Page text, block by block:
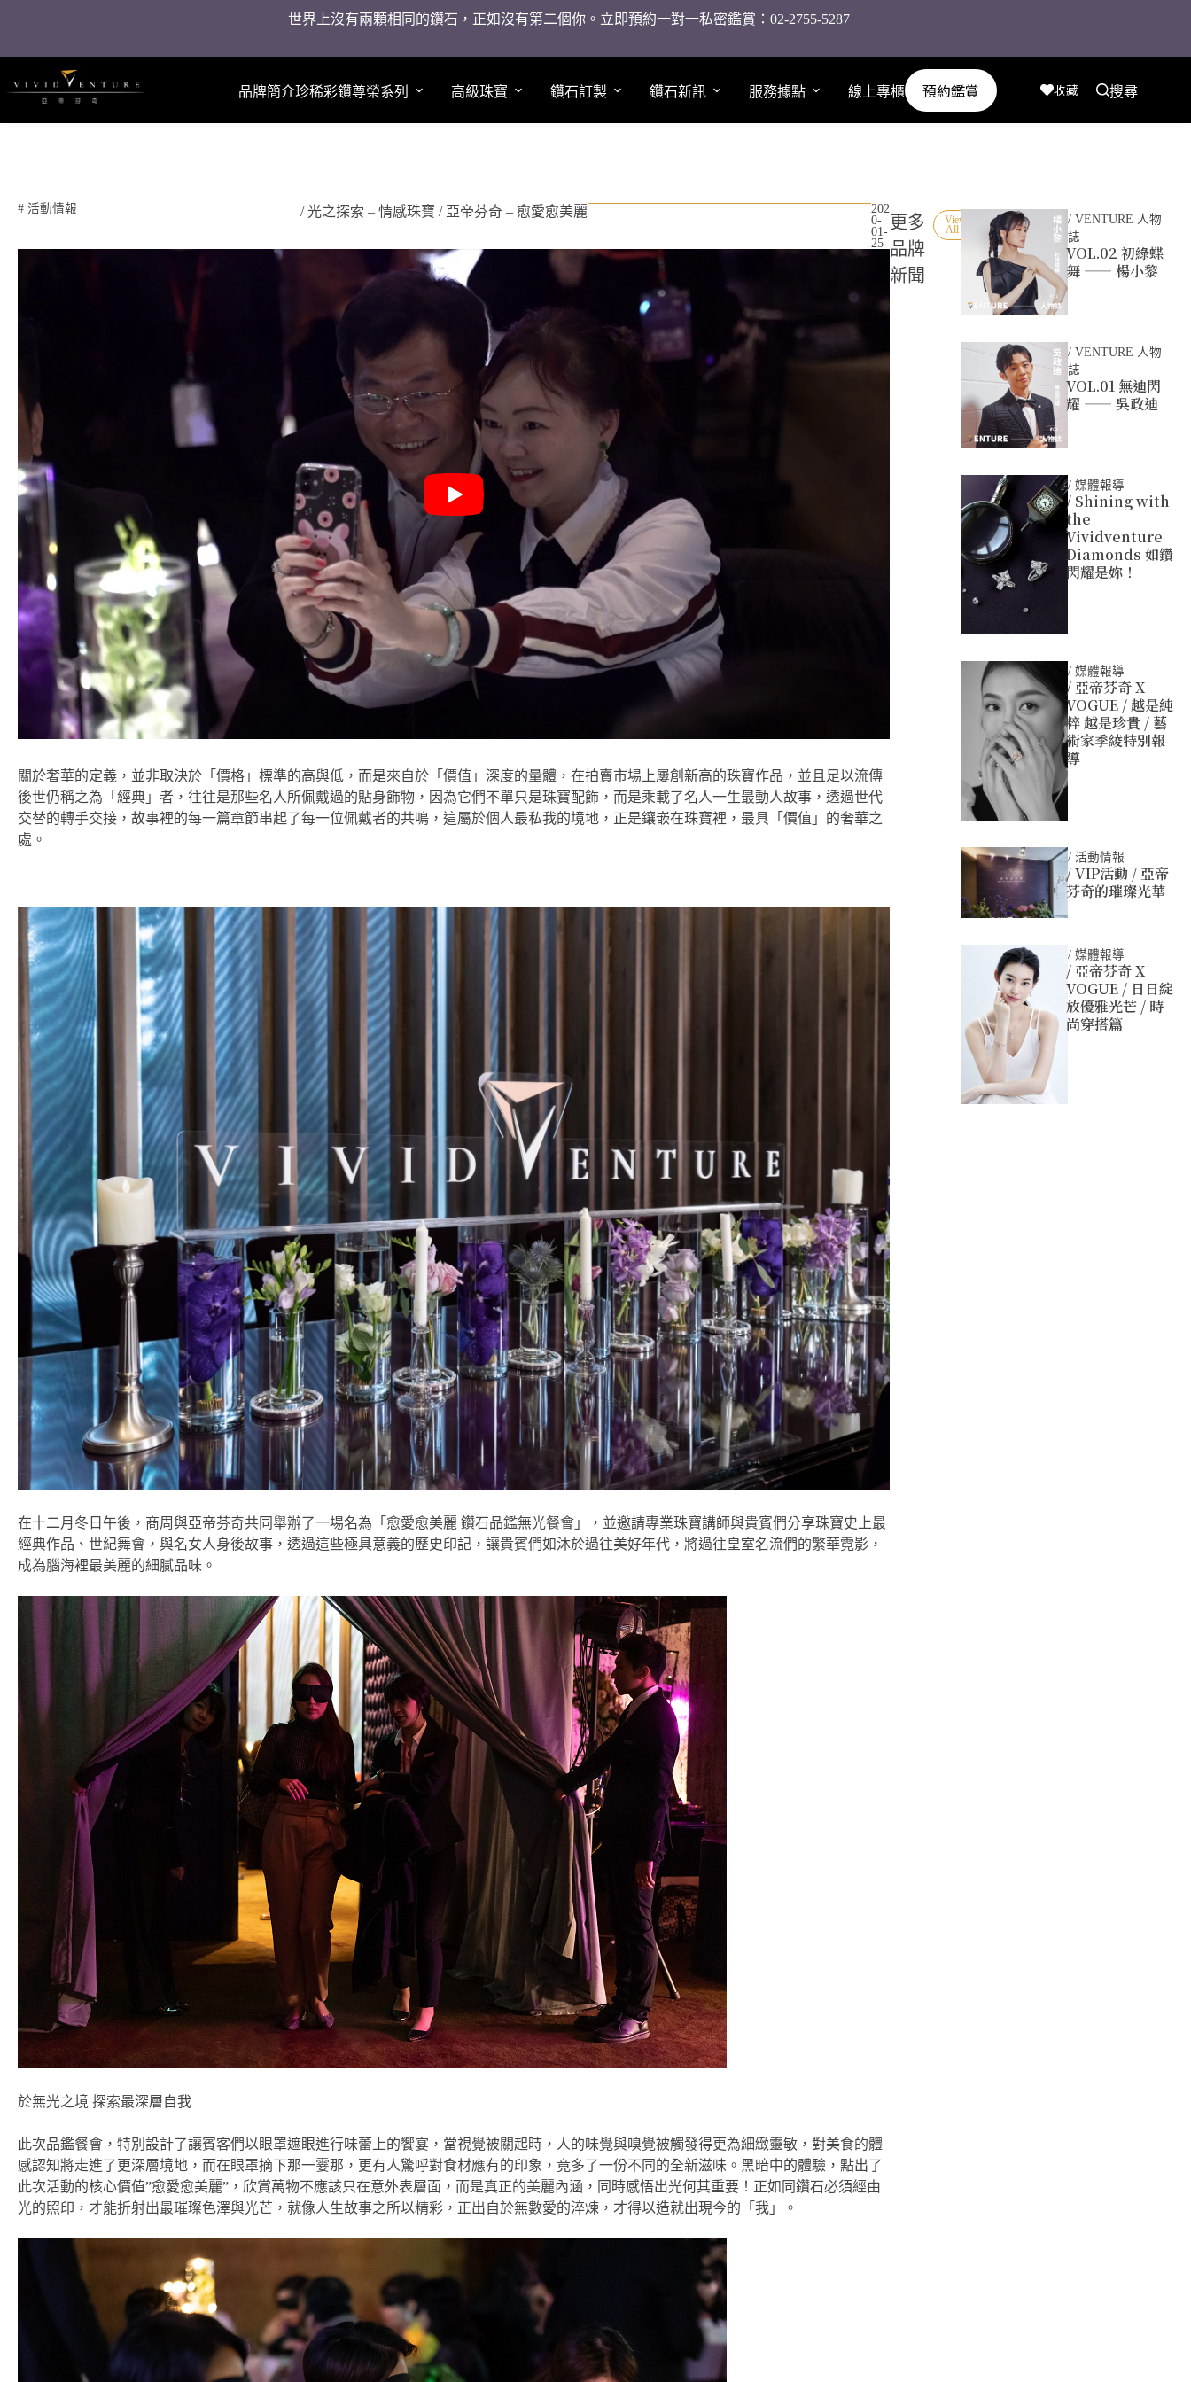
世界上沒有兩顆相同的鑽石，正如沒有第二個你。立即預約一對一私密鑑賞：02-2755-5287
品牌簡介珍稀彩鑽尊榮系列 高級珠寶 鑽石訂製 鑽石新訊 服務據點 線上專櫃 預約鑑賞 收藏 搜尋
# 活動情報 / 光之探索 – 情感珠寶 / 亞帝芬奇 – 愈愛愈美麗
202
0-
01-
25
關於奢華的定義，並非取決於「價格」標準的高與低，而是來自於「價值」深度的量體，在拍賣市場上屢創新高的珠寶作品，並且足以流傳
後世仍稱之為「經典」者，往往是那些名人所佩戴過的貼身飾物，因為它們不單只是珠寶配飾，而是乘載了名人一生最動人故事，透過世代
交替的轉手交接，故事裡的每一篇章節串起了每一位佩戴者的共鳴，這屬於個人最私我的境地，正是鑲嵌在珠寶裡，最具「價值」的奢華之
處。
在十二月冬日午後，商周與亞帝芬奇共同舉辦了一場名為「愈愛愈美麗 鑽石品鑑無光餐會」，並邀請專業珠寶講師與貴賓們分享珠寶史上最
經典作品、世紀舞會，與名女人身後故事，透過這些極具意義的歷史印記，讓貴賓們如沐於過往美好年代，將過往皇室名流們的繁華霓影，
成為腦海裡最美麗的細膩品味。
於無光之境 探索最深層自我​
此次品鑑餐會，特別設計了讓賓客們以眼罩遮眼進行味蕾上的饗宴，當視覺被關起時，人的味覺與嗅覺被觸發得更為細緻靈敏，對美食的體
感認知將走進了更深層境地，而在眼罩摘下那一霎那，更有人驚呼對食材應有的印象，竟多了一份不同的全新滋味。黑暗中的體驗，點出了
此次活動的核心價值”愈愛愈美麗”，欣賞萬物不應該只在意外表層面，而是真正的美麗內涵，同時感悟出光何其重要！正如同鑽石必須經由
光的照印，才能折射出最璀璨色澤與光芒，就像人生故事之所以精彩，正出自於無數愛的淬煉，才得以造就出現今的「我」。
更多
品牌
新聞
View
All »
/ VENTURE 人物
誌
VOL.02 初綠蝶
舞 —— 楊小黎
/ VENTURE 人物
誌
VOL.01 無迪閃
耀 —— 吳政迪
/ 媒體報導
/ Shining with
the
Vividventure
Diamonds 如鑽
閃耀是妳！
/ 媒體報導
/ 亞帝芬奇 X
VOGUE / 越是純
粹 越是珍貴 / 藝
術家季綾特別報
導
/ 活動情報
/ VIP活動 / 亞帝
芬奇的璀璨光華
/ 媒體報導
/ 亞帝芬奇 X
VOGUE / 日日綻
放優雅光芒 / 時
尚穿搭篇